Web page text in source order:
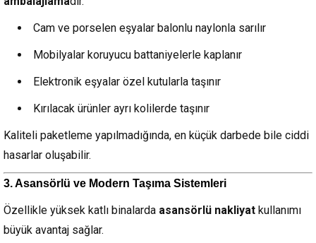
Cam ve porselen eşyalar balonlu naylonla sarılır
Mobilyalar koruyucu battaniyelerle kaplanır
Elektronik eşyalar özel kutularla taşınır
Kırılacak ürünler ayrı kolilerde taşınır
Kaliteli paketleme yapılmadığında, en küçük darbede bile ciddi
hasarlar oluşabilir.
3. Asansörlü ve Modern Taşıma Sistemleri
Özellikle yüksek katlı binalarda asansörlü nakliyat kullanımı
büyük avantaj sağlar.